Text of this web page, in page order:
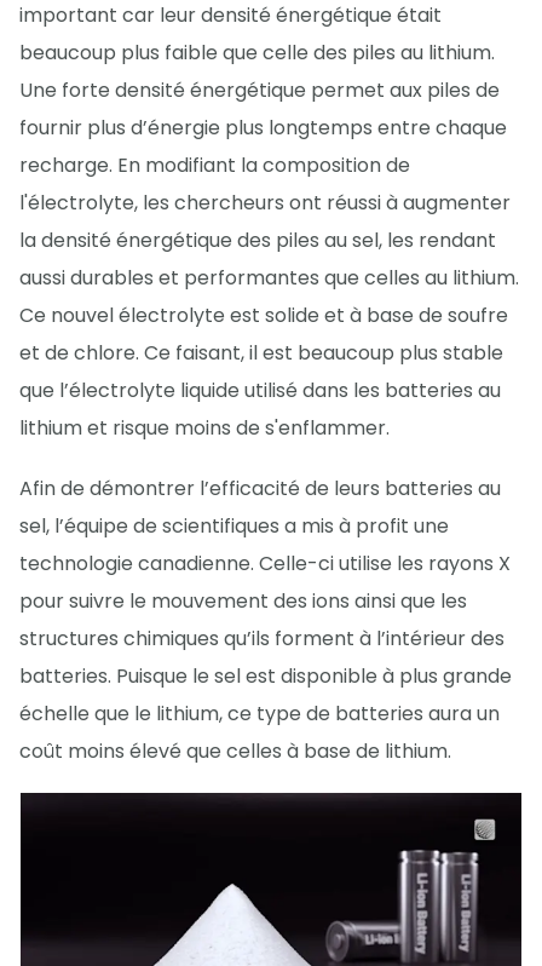
important car leur densité énergétique était
beaucoup plus faible que celle des piles au lithium.
Une forte densité énergétique permet aux piles de
fournir plus d’énergie plus longtemps entre chaque
recharge. En modifiant la composition de
l'électrolyte, les chercheurs ont réussi à augmenter
la densité énergétique des piles au sel, les rendant
aussi durables et performantes que celles au lithium.
Ce nouvel électrolyte est solide et à base de soufre
et de chlore. Ce faisant, il est beaucoup plus stable
que l’électrolyte liquide utilisé dans les batteries au
lithium et risque moins de s'enflammer.
Afin de démontrer l’efficacité de leurs batteries au
sel, l’équipe de scientifiques a mis à profit une
technologie canadienne. Celle-ci utilise les rayons X
pour suivre le mouvement des ions ainsi que les
structures chimiques qu’ils forment à l’intérieur des
batteries. Puisque le sel est disponible à plus grande
échelle que le lithium, ce type de batteries aura un
coût moins élevé que celles à base de lithium.